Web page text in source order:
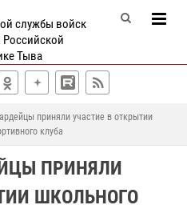
службы войск
Тыва
приняли участие в открытии
клуба
ПРИНЯЛИ
ШКОЛЬНОГО